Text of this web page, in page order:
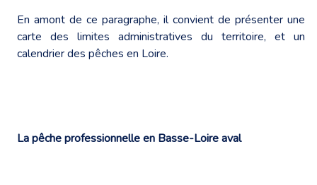
En amont de ce paragraphe, il convient de présenter une
carte des limites administratives du territoire, et un
calendrier des pêches en Loire.
La pêche professionnelle en Basse-Loire aval